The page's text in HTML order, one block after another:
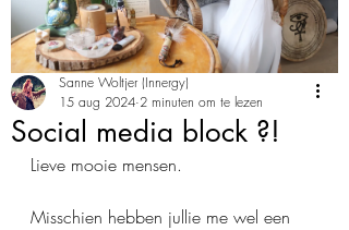
Social media block ?!
Sanne Woltjer (Innergy)
15 aug 2024 2 minuten om te lezen
Lieve mooie mensen.
Misschien hebben jullie me wel een